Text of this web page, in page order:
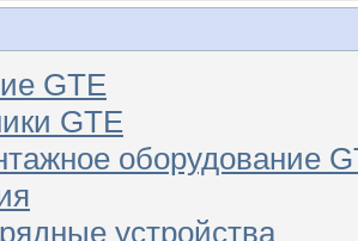
GTE
GTE
оборудование
устройства